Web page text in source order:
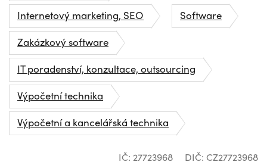
Internetový marketing, SEO
Software
Zakázkový software
IT poradenství, konzultace, outsourcing
Výpočetní technika
Výpočetní a kancelářská technika
IČ: 27723968 DIČ: CZ27723968